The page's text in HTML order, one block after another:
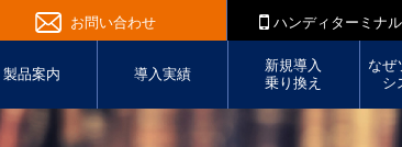
お問い合わせ ハンディターミナ
製品案内 導入実績
新規導入
乗り換え
なぜ
シ